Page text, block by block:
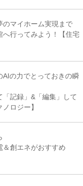
のマイホーム実現まで
行ってみよう！【住宅
AIの力でとっておきの瞬
記録」&「編集」して
ロジー】
＆創エネがおすすめ